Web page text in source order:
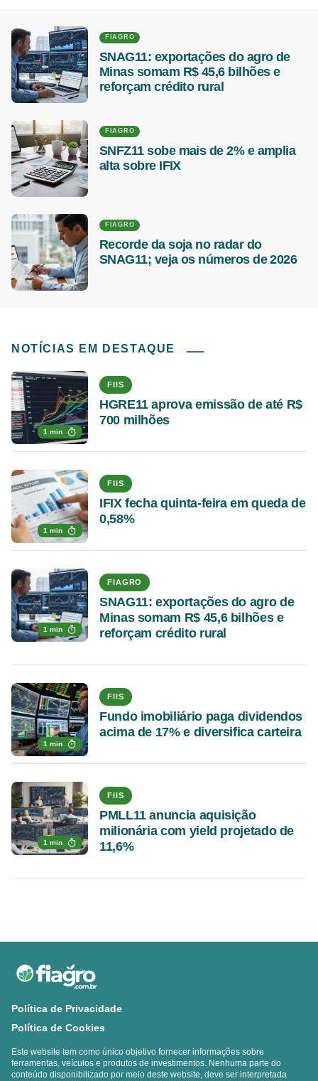
FIAGRO
SNAG11: exportações do agro de
Minas somam R$ 45,6 bilhões e
reforçam crédito rural
FIAGRO
SNFZ11 sobe mais de 2% e amplia
alta sobre IFIX
FIAGRO
Recorde da soja no radar do
SNAG11; veja os números de 2026
NOTÍCIAS EM DESTAQUE
1 min
FIIS
HGRE11 aprova emissão de até R$
700 milhões
1 min
FIIS
IFIX fecha quinta-feira em queda de
0,58%
1 min
FIAGRO
SNAG11: exportações do agro de
Minas somam R$ 45,6 bilhões e
reforçam crédito rural
1 min
FIIS
Fundo imobiliário paga dividendos
acima de 17% e diversifica carteira
1 min
FIIS
PMLL11 anuncia aquisição
milionária com yield projetado de
11,6%
Política de Privacidade
Política de Cookies
Este website tem como único objetivo fornecer informações sobre
ferramentas, veículos e produtos de investimentos. Nenhuma parte do
conteúdo disponibilizado por meio deste website, deve ser interpretada